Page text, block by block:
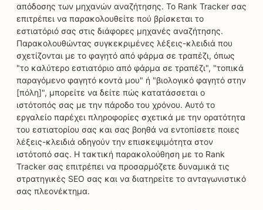
απόδοσης των μηχανών αναζήτησης. Το Rank Tracker σας
επιτρέπει να παρακολουθείτε πού βρίσκεται το
εστιατόριό σας στις διάφορες μηχανές αναζήτησης.
Παρακολουθώντας συγκεκριμένες λέξεις-κλειδιά που
σχετίζονται με το φαγητό από φάρμα σε τραπέζι, όπως
"το καλύτερο εστιατόριο από φάρμα σε τραπέζι", "τοπικά
παραγόμενο φαγητό κοντά μου" ή "βιολογικό φαγητό στην
[πόλη]", μπορείτε να δείτε πώς κατατάσσεται ο
ιστότοπός σας με την πάροδο του χρόνου. Αυτό το
εργαλείο παρέχει πληροφορίες σχετικά με την ορατότητα
του εστιατορίου σας και σας βοηθά να εντοπίσετε ποιες
λέξεις-κλειδιά οδηγούν την επισκεψιμότητα στον
ιστότοπό σας. Η τακτική παρακολούθηση με το Rank
Tracker σας επιτρέπει να προσαρμόζετε δυναμικά τις
στρατηγικές SEO σας και να διατηρείτε το ανταγωνιστικό
σας πλεονέκτημα.